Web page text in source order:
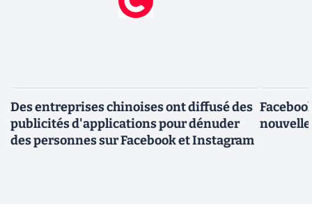
Des entreprises chinoises ont diffusé des
publicités d'applications pour dénuder
des personnes sur Facebook et Instagram